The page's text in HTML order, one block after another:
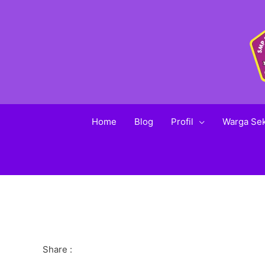
Home Blog Profil Warga
Share :